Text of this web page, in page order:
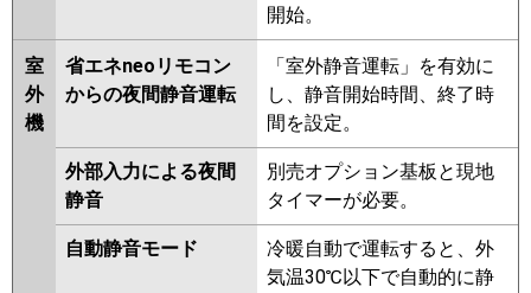
開始。
室
外
機
省エネneoリモコン
からの夜間静音運転
「室外静音運転」を有効に
し、静音開始時間、終了時
間を設定。
外部入力による夜間
静音
別売オプション基板と現地
タイマーが必要。
自動静音モード
冷暖自動で運転すると、外
気温30℃以下で自動的に静